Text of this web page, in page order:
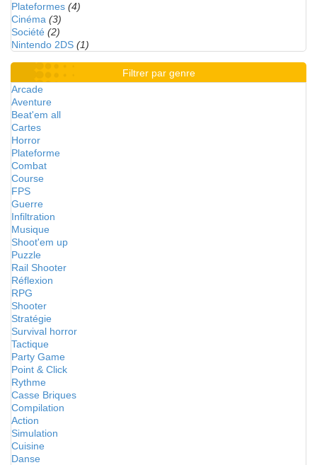
Plateformes (4)
Cinéma (3)
Société (2)
Nintendo 2DS (1)
Filtrer par genre
Arcade
Aventure
Beat'em all
Cartes
Horror
Plateforme
Combat
Course
FPS
Guerre
Infiltration
Musique
Shoot'em up
Puzzle
Rail Shooter
Réflexion
RPG
Shooter
Stratégie
Survival horror
Tactique
Party Game
Point & Click
Rythme
Casse Briques
Compilation
Action
Simulation
Cuisine
Danse